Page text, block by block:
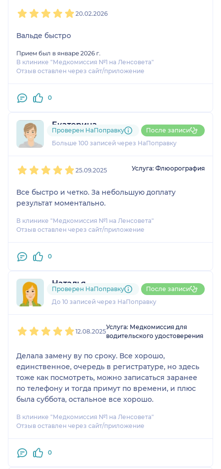
20.02.2026
Вальде быстро
Прием был в январе 2026 г.
В клинике "Медкомиссия №1 на Ленсовета"
Отзыв оставлен через сайт/приложение
0
Екатерина
27 отзывов
Больше 100 записей через НаПоправку
Проверен НаПоправку После записи
25.09.2025 Услуга: Флюорография
Все быстро и четко. За небольшую доплату
результат моментально.
В клинике "Медкомиссия №1 на Ленсовета"
Отзыв оставлен через сайт/приложение
0
Наталья
31 отзыв
До 10 записей через НаПоправку
Проверен НаПоправку После записи
12.08.2025
Услуга: Медкомиссия для
водительского удостоверения
Делала замену ву по сроку. Все хорошо,
единственное, очередь в регистратуре, но здесь
тоже как посмотреть, можно записаться заранее
по телефону и тогда примут по времени, и плюс
была суббота, остальное все хорошо.
В клинике "Медкомиссия №1 на Ленсовета"
Отзыв оставлен через сайт/приложение
0